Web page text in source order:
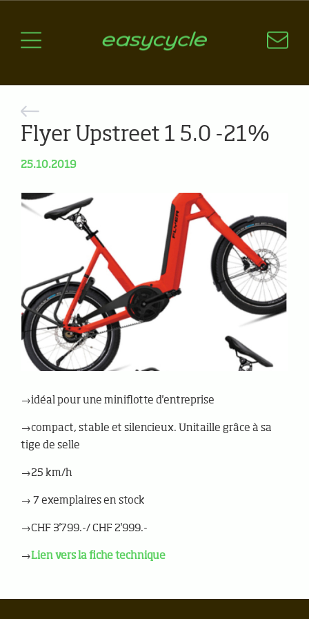
Aspects techniques
Questions / Réponses
A jour
Flyer Upstreet 1 5.0 -21%
25.10.2019
→idéal pour une miniflotte d'entreprise
→compact, stable et silencieux. Unitaille grâce à sa
tige de selle
→25 km/h
→ 7 exemplaires en stock
→CHF 3'799.-/ CHF 2'999.-
→Lien vers la fiche technique